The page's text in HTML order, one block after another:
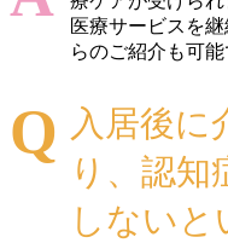
医療サービスを
らのご紹介も可能
入居後に
り、認知
しないと